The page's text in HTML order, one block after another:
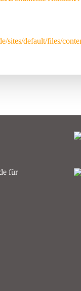
sites/default/files/
für